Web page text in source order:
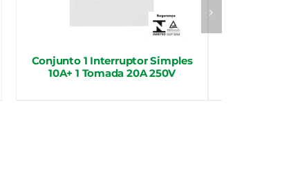
Conjunto 1 Interruptor Simples
10A+ 1 Tomada 20A 250V